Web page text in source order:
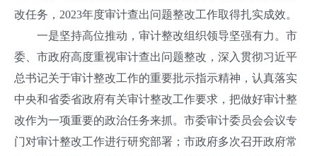
改任务，2023年度审计查出问题整改工作取得扎实成效。
一是坚持高位推动，审计整改组织领导坚强有力。市
委、市政府高度重视审计查出问题整改，深入贯彻习近平
总书记关于审计整改工作的重要批示指示精神，认真落实
中央和省委省政府有关审计整改工作要求，把做好审计整
改作为一项重要的政治任务来抓。市委审计委员会会议专
门对审计整改工作进行研究部署；市政府多次召开政府常